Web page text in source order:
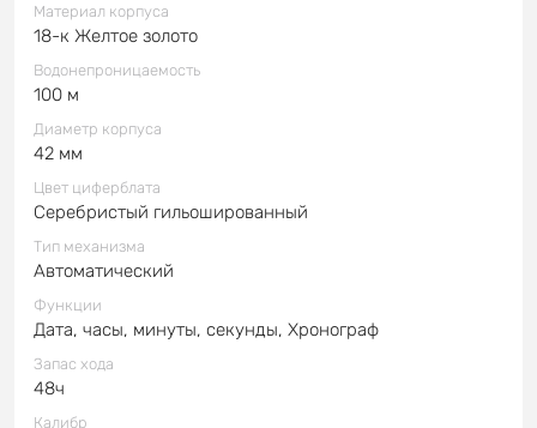
Материал корпуса
18-к Желтое золото
Водонепроницаемость
100 м
Диаметр корпуса
42 мм
Цвет циферблата
Серебристый гильошированный
Тип механизма
Автоматический
Функции
Дата, часы, минуты, секунды, Хронограф
Запас хода
48ч
Калибр